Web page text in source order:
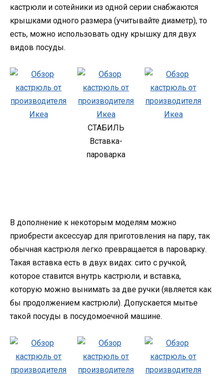
кастрюли и сотейники из одной серии снабжаются
крышками одного размера (учитывайте диаметр), то
есть, можно использовать одну крышку для двух
видов посуды.
СТАБИЛЬ
Вставка-
пароварка
В дополнение к некоторым моделям можно
приобрести аксессуар для приготовления на пару, так
обычная кастрюля легко превращается в пароварку.
Такая вставка есть в двух видах: сито с ручкой,
которое ставится внутрь кастрюли, и вставка,
которую можно вынимать за две ручки (является как
бы продолжением кастрюли). Допускается мытье
такой посуды в посудомоечной машине.